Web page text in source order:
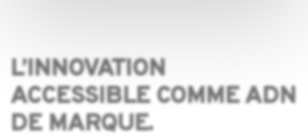
L’INNOVATION
ACCESSIBLE COMME ADN
DE MARQUE.